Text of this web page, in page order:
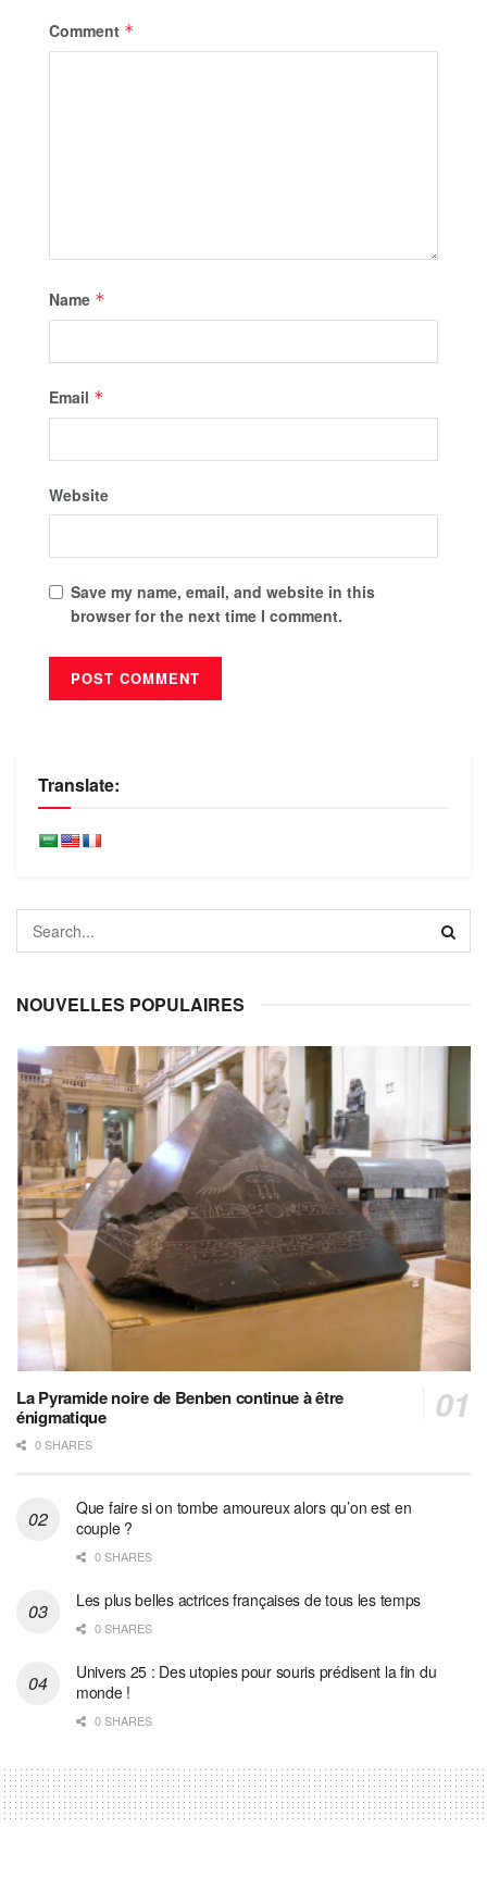
Comment *
Name *
Email *
Website
Save my name, email, and website in this
browser for the next time I comment.
Translate:
NOUVELLES POPULAIRES
La Pyramide noire de Benben continue à être
énigmatique
0 SHARES
Que faire si on tombe amoureux alors qu’on est en
couple ?
0 SHARES
Les plus belles actrices françaises de tous les temps
0 SHARES
Univers 25 : Des utopies pour souris prédisent la fin du
monde !
0 SHARES